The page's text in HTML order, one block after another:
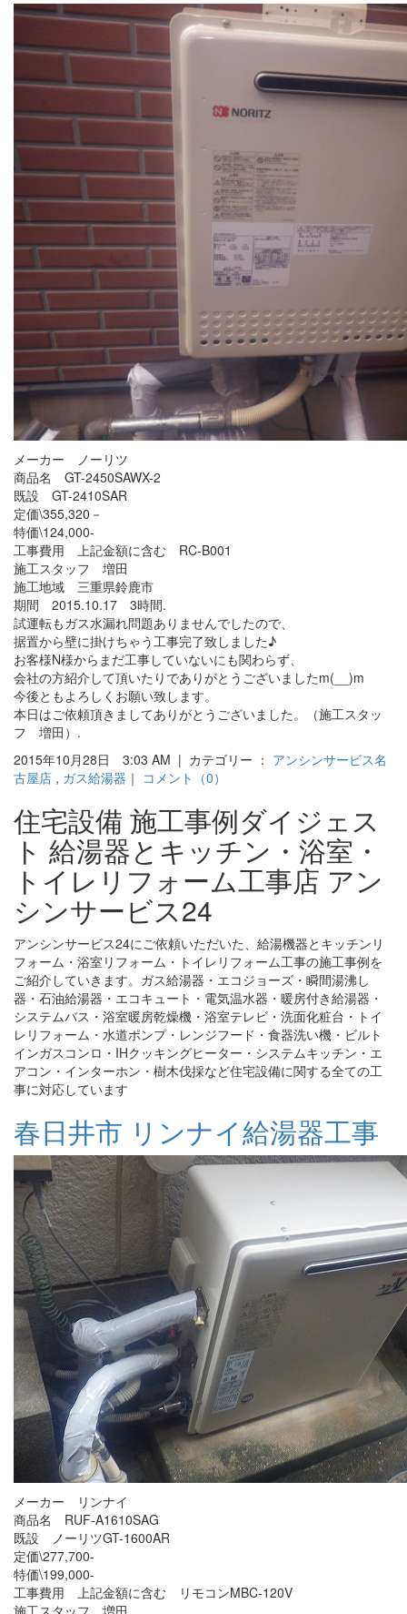
メーカー ノーリツ
商品名 GT-2450SAWX-2
既設 GT-2410SAR
定価\355,320－
特価\124,000-
工事費用 上記金額に含む RC-B001
施工スタッフ 増田
施工地域 三重県鈴鹿市
期間 2015.10.17 3時間.
試運転もガス水漏れ問題ありませんでしたので、
据置から壁に掛けちゃう工事完了致しました♪
お客様N様からまだ工事していないにも関わらず、
会社の方紹介して頂いたりでありがとうございましたm(__)m
今後ともよろしくお願い致します。
本日はご依頼頂きましてありがとうございました。（施工スタッ
フ 増田）.
2015年10月28日 3:03 AM | カテゴリー ： アンシンサービス名
古屋店 , ガス給湯器 ｜ コメント（0）
住宅設備 施工事例ダイジェス
ト 給湯器とキッチン・浴室・
トイレリフォーム工事店 アン
シンサービス24
アンシンサービス24にご依頼いただいた、給湯機器とキッチンリ
フォーム・浴室リフォーム・トイレリフォーム工事の施工事例を
ご紹介していきます。ガス給湯器・エコジョーズ・瞬間湯沸し
器・石油給湯器・エコキュート・電気温水器・暖房付き給湯器・
システムバス・浴室暖房乾燥機・浴室テレビ・洗面化粧台・トイ
レリフォーム・水道ポンプ・レンジフード・食器洗い機・ビルト
インガスコンロ・IHクッキングヒーター・システムキッチン・エ
アコン・インターホン・樹木伐採など住宅設備に関する全ての工
事に対応しています
春日井市 リンナイ給湯器工事
メーカー リンナイ
商品名 RUF-A1610SAG
既設 ノーリツGT-1600AR
定価\277,700-
特価\199,000-
工事費用 上記金額に含む リモコンMBC-120V
施工スタッフ 増田